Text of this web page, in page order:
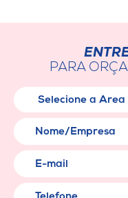
PARA